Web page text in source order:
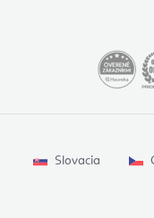
Slovacia